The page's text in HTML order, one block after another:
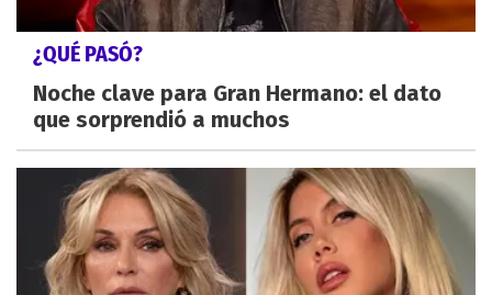
¿QUÉ PASÓ?
Noche clave para Gran Hermano: el dato
que sorprendió a muchos